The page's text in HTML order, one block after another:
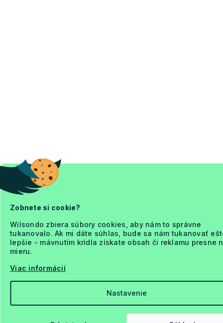
Zobnete si cookie?
Wilsondo zbiera súbory cookies, aby nám to správne
tukanovalo. Ak mi dáte súhlas, bude sa nám tukanovať
lepšie - mávnutím krídla získate obsah či reklamu presne
mieru.
Viac informácií
Nastavenie